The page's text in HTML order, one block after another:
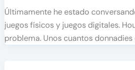
Últimamente he estado
juegos físicos y juegos digitales.
problema. Unos cuantos